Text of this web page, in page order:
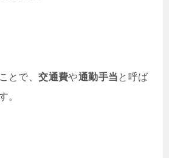
とで、交通費や通勤手当と呼ば
。